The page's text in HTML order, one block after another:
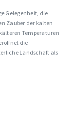
Gelegenheit, die
Zauber der kalten
Temperaturen
die
Landschaft als